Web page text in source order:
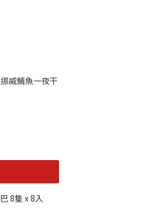
威鯖魚一夜干
食用起來更健